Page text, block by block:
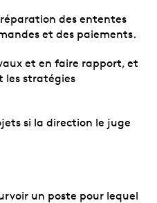
des ententes
et des paiements.
et en faire rapport, et
les stratégies
si la direction le juge
un poste pour lequel